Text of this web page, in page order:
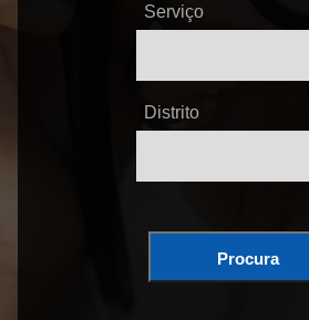
Serviço
Distrito
Procura